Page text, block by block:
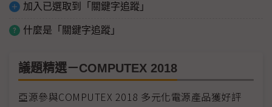
加入已選取到「關鍵字追蹤」
什麼是「關鍵字追蹤」
議題精選－COMPUTEX 2018
亞源參與COMPUTEX 2018 多元化電源產品獲好評